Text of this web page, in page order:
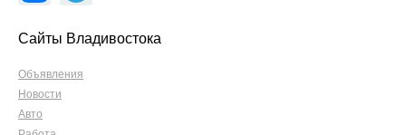
Сайты Владивостока
Объявления
Новости
Авто